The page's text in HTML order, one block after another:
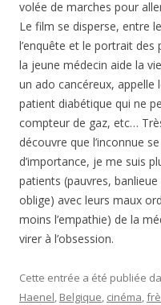
volée de marches pour
Le film se disperse, entre
l’enquête et le portrait
la jeune médecin aide la
un ado cancéreux, appelle
patient diabétique qui ne
compteur de gaz, etc…
découvre que l’inconnue
d’importance, je me suis
patients (pauvres,
oblige) avec leurs maux
moins l’empathie) de la
virer à l’obsession.
Cette entrée a été publiée
Haenel, Belgique, cinéma,